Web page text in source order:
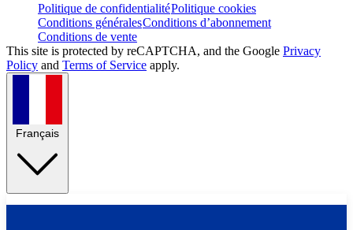
Politique de confidentialitéPolitique cookies
Conditions généralesConditions d’abonnement
Conditions de vente
This site is protected by reCAPTCHA, and the Google Privacy
Policy and Terms of Service apply.
Français